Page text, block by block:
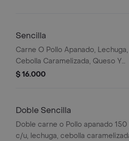
Sencilla
Carne O Pollo Apanado, Lechuga,
Cebolla Caramelizada, Queso Y
Salsas
$ 16.000
Doble Sencilla
Doble carne o Pollo apanado 150
c/u, lechuga, cebolla